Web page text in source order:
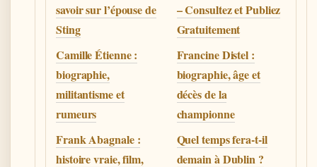
savoir sur l’épouse de
Sting
– Consultez et Publiez
Gratuitement
Camille Étienne :
biographie,
militantisme et
rumeurs
Francine Distel :
biographie, âge et
décès de la
championne
Frank Abagnale :
histoire vraie, film,
Quel temps fera-t-il
demain à Dublin ?